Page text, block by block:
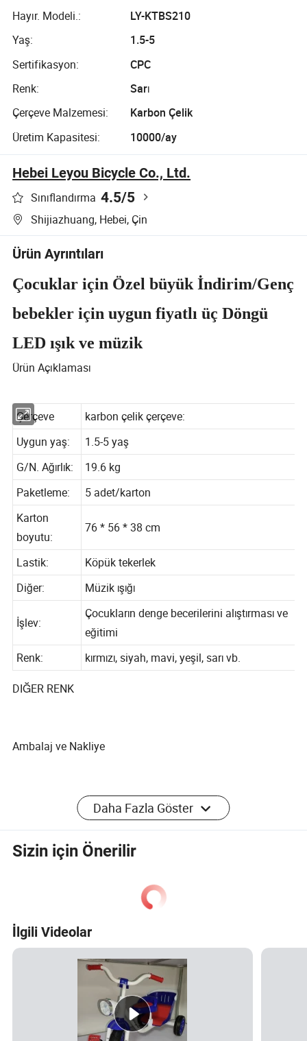
Bisiklet
Hayır. Modeli.:
LY-KTBS210
Yaş:
1.5-5
Sertifikasyon:
CPC
Renk:
Sarı
Çerçeve Malzemesi:
Karbon Çelik
Üretim Kapasitesi:
10000/ay
Hebei Leyou Bicycle Co., Ltd.
Sınıflandırma 4.5/5
Shijiazhuang, Hebei, Çin
Ürün Ayrıntıları
Çocuklar için Özel büyük İndirim/Genç
bebekler için uygun fiyatlı üç Döngü
LED ışık ve müzik
Ürün Açıklaması
Çerçeve karbon çelik çerçeve:
Uygun yaş:
1.5-5 yaş
G/N. Ağırlık:
19.6 kg
Paketleme:
5 adet/karton
Karton
boyutu:
Lastik: Köpük tekerlek
Diğer: Müzik ışığı
Çocukların denge becerilerini alıştırması ve
eğitimi
Renk:
kırmızı, siyah, mavi, yeşil, sarı vb.
DIĞER RENK
Ambalaj ve Nakliye
Hebei Leyou Bisiklet Co., Ltd
bir bütün olarak bir araya getiren bir şirkettir. Şirketimiz Çocuk Bisikletleri,
Çocuk Denge Bisikletleri, Dağ Bisikletleri, Bebek Bisikletleri, Elektrikli
Çocuk Arabaları, elektrikli motosiklet vb. çocuklar için oyuncak ürünleri. Ve
Xingtai, Hebei bölgesinde yer alır. Köklü ve 1995 yılından beri çalışıyor.
Fabrikamız 20, 000 metre kare alan kaplar. Kendi kaynak çerçevesi
atölyelerimiz, su hattı boya atölyelerimiz, otomatik örgü teli atölyelerimiz ve
montaj atölyemiz bulunmaktadır. Bu arada 160 çalışanımız, 10 AR-GE
Daha Fazla Göster
Sizin için Önerilir
İlgili Videolar